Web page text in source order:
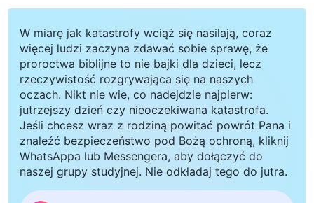
W miarę jak katastrofy wciąż się nasilają, coraz
więcej ludzi zaczyna zdawać sobie sprawę, że
proroctwa biblijne to nie bajki dla dzieci, lecz
rzeczywistość rozgrywająca się na naszych
oczach. Nikt nie wie, co nadejdzie najpierw:
jutrzejszy dzień czy nieoczekiwana katastrofa.
Jeśli chcesz wraz z rodziną powitać powrót Pana i
znaleźć bezpieczeństwo pod Bożą ochroną, kliknij
WhatsAppa lub Messengera, aby dołączyć do
naszej grupy studyjnej. Nie odkładaj tego do jutra.